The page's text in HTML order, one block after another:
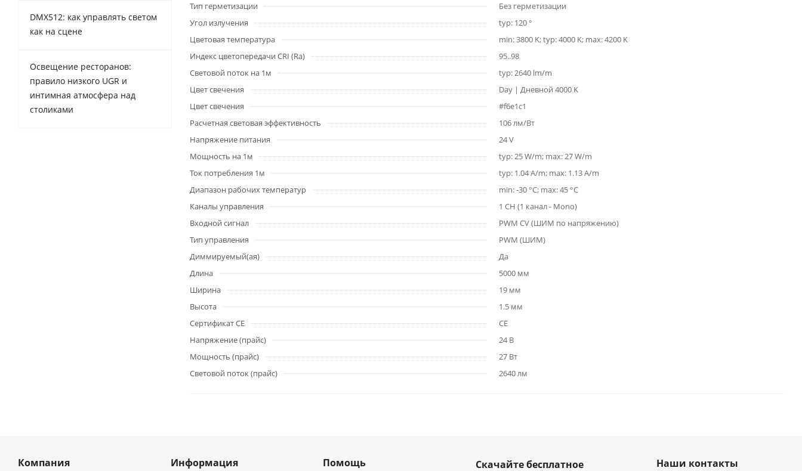
Тип герметизации
Без герметизации
Угол излучения
typ: 120 °
Цветовая температура
min: 3800 K; typ: 4000 K; max: 4200 K
Индекс цветопередачи CRI (Ra)
95..98
Световой поток на 1м
typ: 2640 lm/m
Цвет свечения
Day | Дневной 4000 K
Цвет свечения
#f6e1c1
Расчетная световая эффективность
106 лм/Вт
Напряжение питания
24 V
Мощность на 1м
typ: 25 W/m; max: 27 W/m
Ток потребления 1м
typ: 1.04 A/m; max: 1.13 A/m
Диапазон рабочих температур
min: -30 °C; max: 45 °C
Каналы управления
1 CH (1 канал - Mono)
Входной сигнал
PWM СV (ШИМ по напряжению)
Тип управления
PWM (ШИМ)
Диммируемый(ая)
Да
Длина
5000 мм
Ширина
19 мм
Высота
1.5 мм
Сертификат CE
CE
Напряжение (прайс)
24 В
Мощность (прайс)
27 Вт
Световой поток (прайс)
2640 лм
DMX512: как управлять светом
как на сцене
Освещение ресторанов:
правило низкого UGR и
интимная атмосфера над
столиками
Компания Информация Помощь Скачайте бесплатное Наши контакты